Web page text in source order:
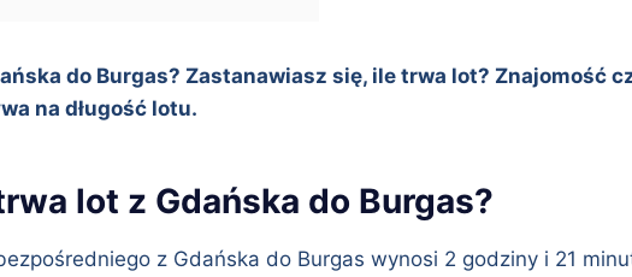
do Burgas? Zastanawiasz się, ile trwa lot? Znajomość
na długość lotu.
lot z Gdańska do Burgas?
z Gdańska do Burgas wynosi 2 godziny i 21